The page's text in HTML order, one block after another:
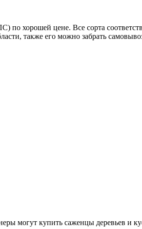
хорошей цене. Все сорта
также его можно забрать
могут купить саженцы деревьев и